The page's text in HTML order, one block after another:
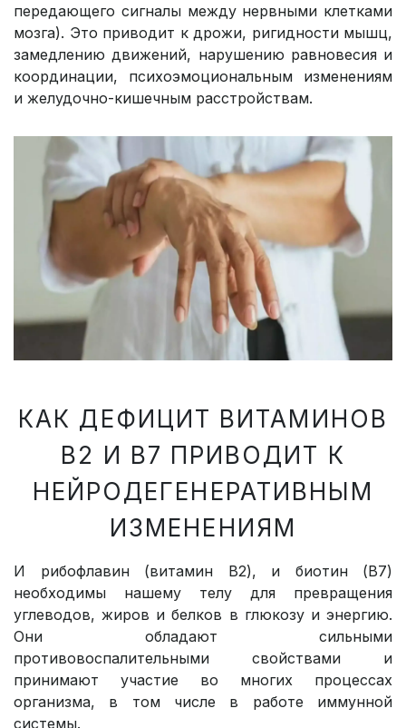
передающего сигналы между нервными клетками
мозга). Это приводит к дрожи, ригидности мышц,
замедлению движений, нарушению равновесия и
координации, психоэмоциональным изменениям
и желудочно-кишечным расстройствам.
КАК ДЕФИЦИТ ВИТАМИНОВ
В2 И В7 ПРИВОДИТ К
НЕЙРОДЕГЕНЕРАТИВНЫМ
ИЗМЕНЕНИЯМ
И рибофлавин (витамин B2), и биотин (B7)
необходимы нашему телу для превращения
углеводов, жиров и белков в глюкозу и энергию.
Они обладают сильными
противовоспалительными свойствами и
принимают участие во многих процессах
организма, в том числе в работе иммунной
системы.